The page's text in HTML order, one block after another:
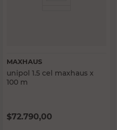
MAXHAUS
unipol 1.5 cel maxhaus x
100 m
$72.790,00